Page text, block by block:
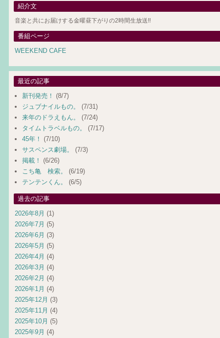
紹介文
音楽と共にお届けする金曜昼下がりの2時間生放送!!
番組ページ
WEEKEND CAFE
最近の記事
新刊発売！ (8/7)
ジュブナイルもの。
(7/31)
来年のドラえもん。
(7/24)
タイムトラベルもの。
(7/17)
45年！ (7/10)
サスペンス劇場。
(7/3)
掲載！ (6/26)
こち亀 検索。
(6/19)
テンテンくん。
(6/5)
過去の記事
2026年8月 (1)
2026年7月 (5)
2026年6月 (3)
2026年5月 (5)
2026年4月 (4)
2026年3月 (4)
2026年2月 (4)
2026年1月 (4)
2025年12月 (3)
2025年11月 (4)
2025年10月 (5)
2025年9月 (4)